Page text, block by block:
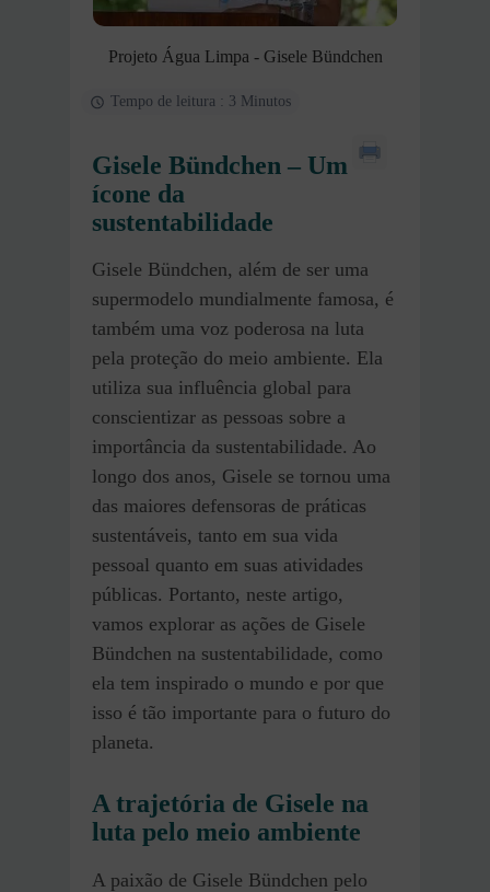
Projeto Água Limpa - Gisele Bündchen
Tempo de leitura : 3 Minutos
Gisele Bündchen – Um
ícone da
sustentabilidade
Gisele Bündchen, além de ser uma
supermodelo mundialmente famosa, é
também uma voz poderosa na luta
pela proteção do meio ambiente. Ela
utiliza sua influência global para
conscientizar as pessoas sobre a
importância da sustentabilidade. Ao
longo dos anos, Gisele se tornou uma
das maiores defensoras de práticas
sustentáveis, tanto em sua vida
pessoal quanto em suas atividades
públicas. Portanto, neste artigo,
vamos explorar as ações de Gisele
Bündchen na sustentabilidade, como
ela tem inspirado o mundo e por que
isso é tão importante para o futuro do
planeta.
A trajetória de Gisele na
luta pelo meio ambiente
A paixão de Gisele Bündchen pelo